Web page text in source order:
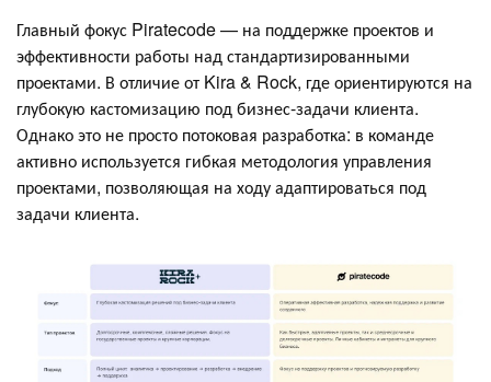
Главный фокус Piratecode — на поддержке проектов и
эффективности работы над стандартизированными
проектами. В отличие от Kira & Rock, где ориентируются на
глубокую кастомизацию под бизнес-задачи клиента.
Однако это не просто потоковая разработка: в команде
активно используется гибкая методология управления
проектами, позволяющая на ходу адаптироваться под
задачи клиента.